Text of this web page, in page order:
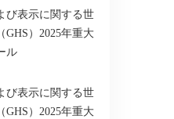
び表示に関する世
GHS）2025年重大
ル
び表示に関する世
GHS）2025年重大